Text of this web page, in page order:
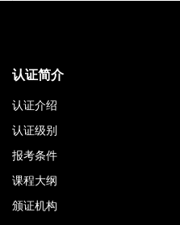
认证简介
认证介绍
认证级别
报考条件
课程大纲
颁证机构